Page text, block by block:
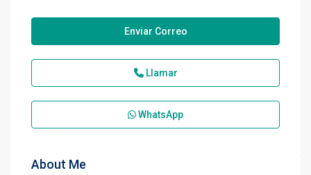
Enviar Correo
Llamar
WhatsApp
About Me